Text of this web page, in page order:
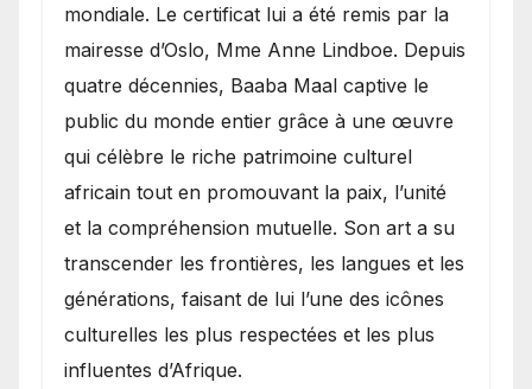
mondiale. Le certificat lui a été remis par la
mairesse d’Oslo, Mme Anne Lindboe. Depuis
quatre décennies, Baaba Maal captive le
public du monde entier grâce à une œuvre
qui célèbre le riche patrimoine culturel
africain tout en promouvant la paix, l’unité
et la compréhension mutuelle. Son art a su
transcender les frontières, les langues et les
générations, faisant de lui l’une des icônes
culturelles les plus respectées et les plus
influentes d’Afrique.